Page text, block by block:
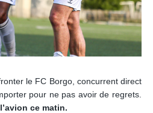
le FC Borgo, concurrent direct
pour ne pas avoir de regrets.
ce matin.